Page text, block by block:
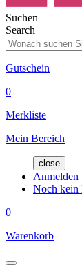
Suchen
Search
Gutschein
0
Merkliste
Mein Bereich
close
Anmelden
Noch kein
0
Warenkorb